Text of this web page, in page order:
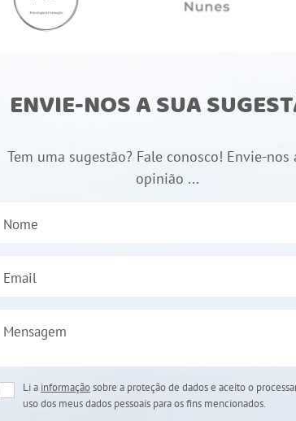
ENVIE-NOS A SUA
Tem uma sugestão? Fale conosco! Envie-nos
opinião ...
Nome
Email
Mensagem
Li a informaçãosobre a proteção de dados e aceito o
uso dos meus dados pessoais para os fins mencionados.